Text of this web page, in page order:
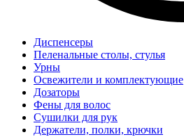
Диспенсеры
Пеленальные столы, стулья
Урны
Освежители и комплектующие
Дозаторы
Фены для волос
Сушилки для рук
Держатели, полки, крючки